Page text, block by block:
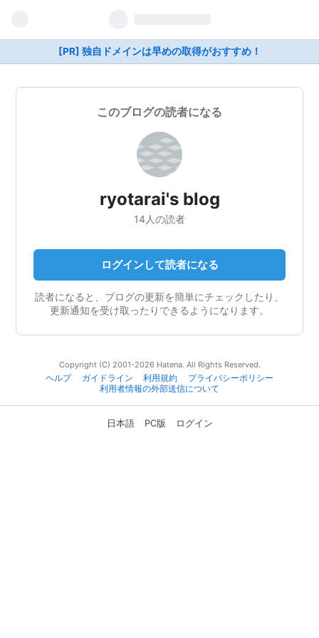
[PR] 独自ドメインは早めの取得がおすすめ！
このブログの読者になる
ryotarai's blog
14人の読者
ログインして読者になる
読者になると、ブログの更新を簡単にチェックしたり、
更新通知を受け取ったりできるようになります。
Copyright (C) 2001-2026 Hatena. All Rights Reserved.
ヘルプ
ガイドライン 利用規約
プライバシーポリシー
利用者情報の外部送信について
日本語 PC版 ログイン